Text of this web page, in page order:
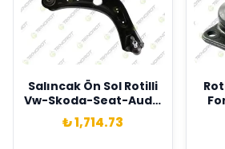
Salıncak Ön Sol Rotilli
Vw-Skoda-Seat-Audi-
Passat-Tiguan-
Arteon-T-Roc-
₺ 1,714.73